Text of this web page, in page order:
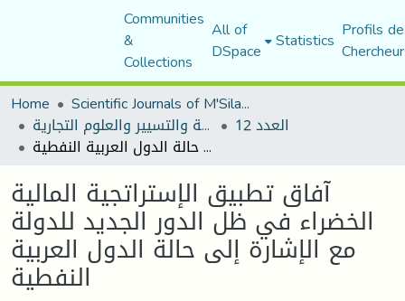
Communities
&
Collections
All of
DSpace Statistics Profils
Home
Scientific Journals of M'Sila University
مجلة العلوم الاقتصادية والتسيير والعلوم التجارية العدد 12
آفاق تطبيق الإستراتجية المالية الخضراء في ظل الدور الجديد للدولة مع الإشارة إلى حالة الدول العربية النفطية
آفاق تطبيق الإستراتجية المالية
الخضراء في ظل الدور الجديد للدولة
مع الإشارة إلى حالة الدول العربية
النفطية